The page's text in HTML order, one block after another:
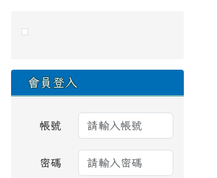
右邊區域內容
會員登入
帳號
密碼